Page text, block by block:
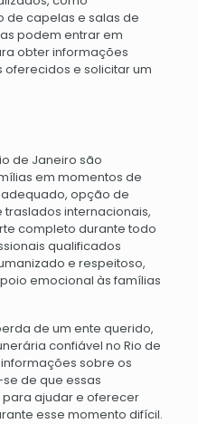
de capelas e salas de
podem entrar em
obter informações
e solicitar um
de Janeiro são
em momentos de
opção de
internacionais,
completo durante todo
qualificados
e respeitoso,
emocional às famílias
de um ente querido,
confiável no Rio de
sobre os
de que essas
ajudar e oferecer
esse momento difícil.